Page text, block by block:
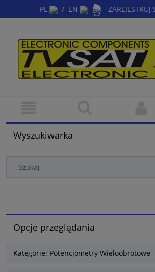
PL / EN | ZAREJESTRUJ
Wyszukiwarka
Opcje przeglądania
Kategorie: Potencjometry Wieloobrotowe